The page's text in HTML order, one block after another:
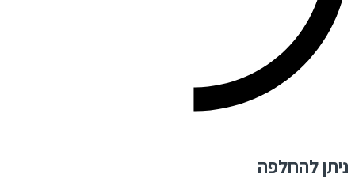
ניתן להחלפה